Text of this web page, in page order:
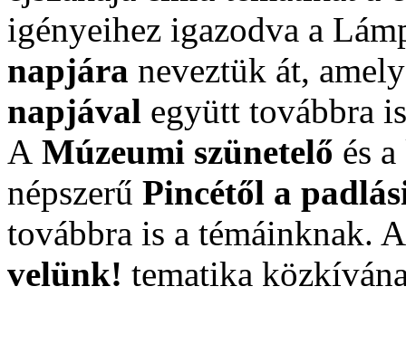
igényeihez igazodva a
napjára neveztük át,
napjával együtt továbbra
A Múzeumi szünetelő és
népszerű Pincétől a
továbbra is a témáinknak.
velünk! tematika